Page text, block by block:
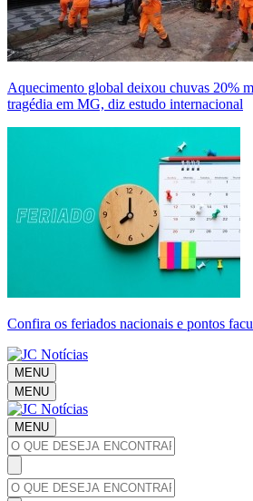
Aquecimento global deixou chuvas 20%
tragédia em MG, diz estudo internacional
Confira os feriados nacionais e pontos
MENU
MENU
MENU